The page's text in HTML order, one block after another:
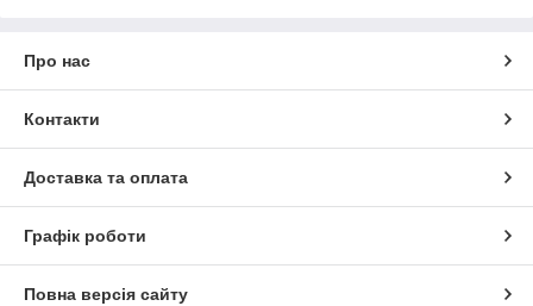
Про нас
Контакти
Доставка та оплата
Графік роботи
Повна версія сайту